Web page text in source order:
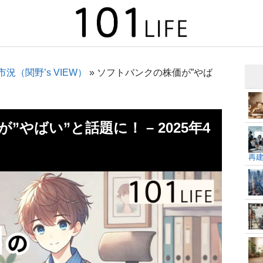
況（関野’s VIEW） » ソフトバンクの株価が”やば
”やばい”と話題に！ – 2025年4
再